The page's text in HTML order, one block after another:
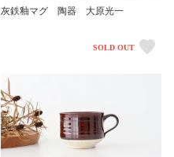
灰鉄釉マグ 陶器 大原光一
SOLD OUT